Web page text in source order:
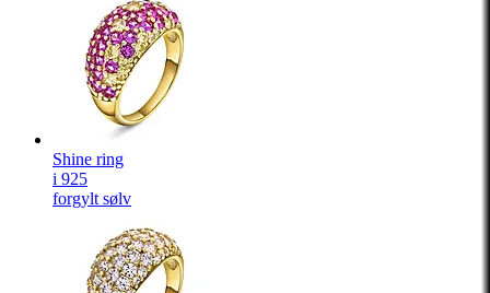
Shine ring
i 925
forgylt sølv